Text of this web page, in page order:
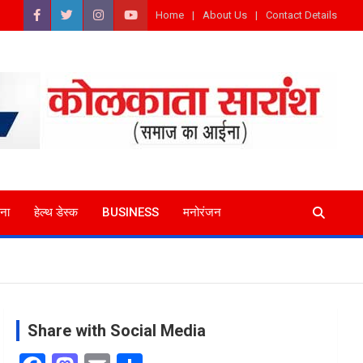
Home About Us Contact Details
हेल्थ डेस्क BUSINESS मनोरंजन
Share with Social Media